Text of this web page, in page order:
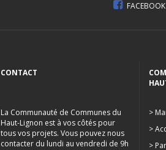
FACEBOOK
CONTACT
La Communauté de Communes du
Haut-Lignon est à vos côtés pour
tous vos projets. Vous pouvez nous
contacter du lundi au vendredi de 9h
>
>
>